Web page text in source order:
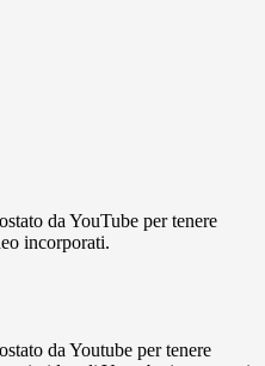
da YouTube per tenere
incorporati.
da Youtube per tenere